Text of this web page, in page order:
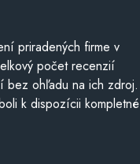
priradených firme v
počet recenzií
bez ohľadu na ich zdroj.
k dispozícii kompletné